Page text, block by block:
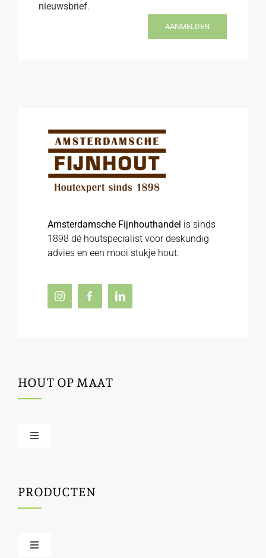
nieuwsbrief.
AANMELDEN
Amsterdamsche Fijnhouthandel is sinds
1898 dé houtspecialist voor deskundig
advies en een mooi stukje hout.
HOUT OP MAAT
Toggle
Houtbewerking
Houtinfo
PRODUCTEN
Toggle